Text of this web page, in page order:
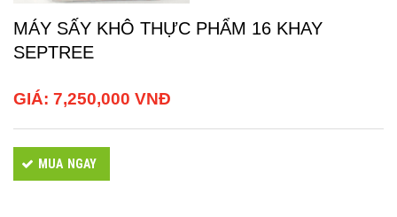
MÁY SẤY KHÔ THỰC PHẨM 16 KHAY
SEPTREE
GIÁ: 7,250,000 VNĐ
MUA NGAY